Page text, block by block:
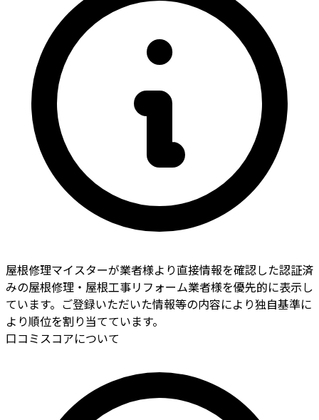
屋根修理マイスターが業者様より直接情報を確認した認証済
みの屋根修理・屋根工事リフォーム業者様を優先的に表示し
ています。ご登録いただいた情報等の内容により独自基準に
より順位を割り当てています。
口コミスコアについて